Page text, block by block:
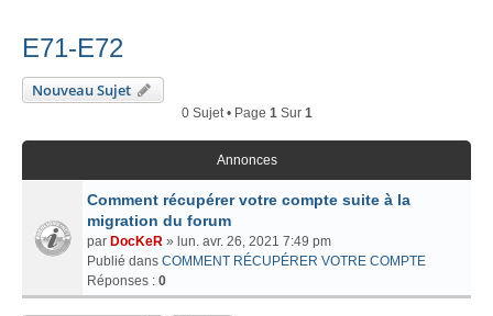
E71-E72
Nouveau Sujet
0 Sujet • Page 1Sur 1
Annonces
Comment récupérer votre compte suite à la
migration du forum
par DocKeR » lun. avr. 26, 2021 7:49 pm
Publié dans COMMENT RÉCUPÉRER VOTRE COMPTE
Réponses : 0